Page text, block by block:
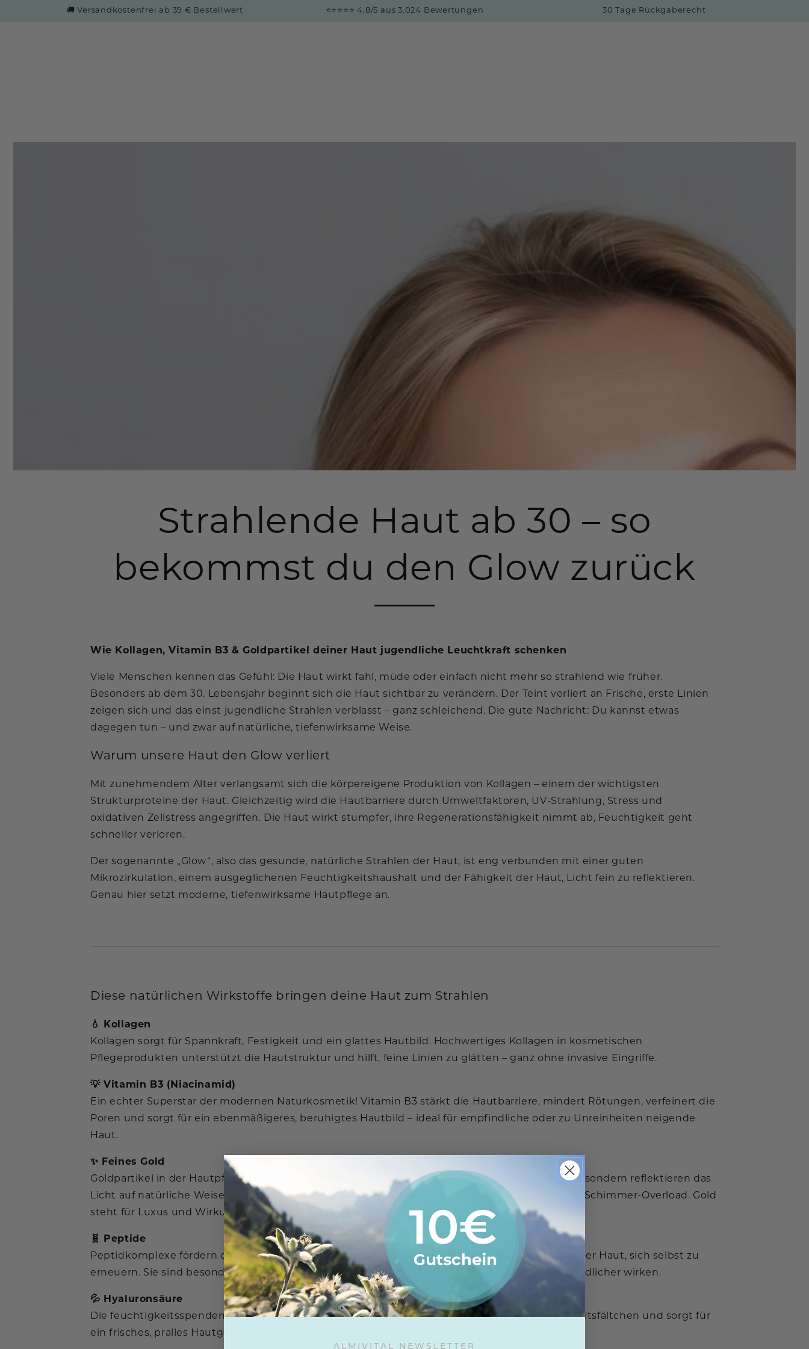
ZUM INHALT🚚 Versandkostenfrei ab 39 € Bestellwert ⭐⭐⭐⭐⭐ 4,8/5 aus 3.024 Bewertungen 30 Tage Rückgaberecht
Strahlende Haut ab 30 – so
bekommst du den Glow zurück
Wie Kollagen, Vitamin B3 & Goldpartikel deiner Haut jugendliche Leuchtkraft schenken
Viele Menschen kennen das Gefühl: Die Haut wirkt fahl, müde oder einfach nicht mehr so strahlend wie früher.
Besonders ab dem 30. Lebensjahr beginnt sich die Haut sichtbar zu verändern. Der Teint verliert an Frische, erste Linien
zeigen sich und das einst jugendliche Strahlen verblasst – ganz schleichend. Die gute Nachricht: Du kannst etwas
dagegen tun – und zwar auf natürliche, tiefenwirksame Weise.
Warum unsere Haut den Glow verliert
Mit zunehmendem Alter verlangsamt sich die körpereigene Produktion von Kollagen – einem der wichtigsten
Strukturproteine der Haut. Gleichzeitig wird die Hautbarriere durch Umweltfaktoren, UV-Strahlung, Stress und
oxidativen Zellstress angegriffen. Die Haut wirkt stumpfer, ihre Regenerationsfähigkeit nimmt ab, Feuchtigkeit geht
schneller verloren.
Der sogenannte „Glow“, also das gesunde, natürliche Strahlen der Haut, ist eng verbunden mit einer guten
Mikrozirkulation, einem ausgeglichenen Feuchtigkeitshaushalt und der Fähigkeit der Haut, Licht fein zu reflektieren.
Genau hier setzt moderne, tiefenwirksame Hautpflege an.
Diese natürlichen Wirkstoffe bringen deine Haut zum Strahlen
💧 Kollagen
Kollagen sorgt für Spannkraft, Festigkeit und ein glattes Hautbild. Hochwertiges Kollagen in kosmetischen
Pflegeprodukten unterstützt die Hautstruktur und hilft, feine Linien zu glätten – ganz ohne invasive Eingriffe.
💡 Vitamin B3 (Niacinamid)
Ein echter Superstar der modernen Naturkosmetik! Vitamin B3 stärkt die Hautbarriere, mindert Rötungen, verfeinert die
Poren und sorgt für ein ebenmäßigeres, beruhigtes Hautbild – ideal für empfindliche oder zu Unreinheiten neigende
Haut.
✨ Feines Gold
Goldpartikel in der Hautpflege? Ja, und das mit gutem Grund! Sie wirken nicht nur antioxidativ, sondern reflektieren das
Licht auf natürliche Weise. Das Ergebnis: Ein optisch verjüngter, leuchtender Teint – ganz ohne Schimmer-Overload. Gold
steht für Luxus und Wirkung in einem.
🧬 Peptide
Peptidkomplexe fördern die Zellkommunikation, regen Regenerationsprozesse an und helfen der Haut, sich selbst zu
erneuern. Sie sind besonders wirksam gegen Mimikfalten und lassen die Haut vitaler und jugendlicher wirken.
💦 Hyaluronsäure
Die feuchtigkeitsspendende Basis moderner Glow-Produkte: Sie polstert auf, glättet Trockenheitsfältchen und sorgt für
ein frisches, pralles Hautgefühl.
ALMIVITAL NEWSLETTER